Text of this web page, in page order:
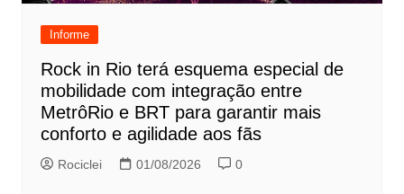
Informe
Rock in Rio terá esquema especial de
mobilidade com integração entre
MetrôRio e BRT para garantir mais
conforto e agilidade aos fãs
Rociclei 01/08/2026 0